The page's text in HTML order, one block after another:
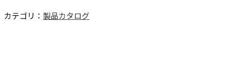
カテゴリ： 製品カタログ